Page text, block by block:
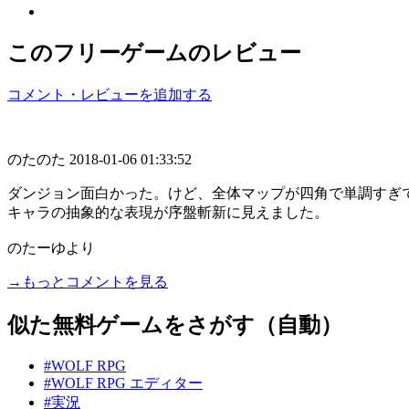
このフリーゲームのレビュー
コメント・レビューを追加する
のたのた 2018-01-06 01:33:52
ダンジョン面白かった。けど、全体マップが四角で単調すぎ
キャラの抽象的な表現が序盤斬新に見えました。
のたーゆより
→もっとコメントを見る
似た無料ゲームをさがす（自動）
#WOLF RPG
#WOLF RPG エディター
#実況